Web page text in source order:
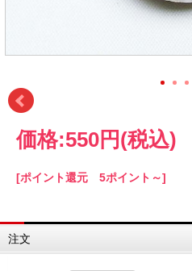
価格:550円 (税込)
[ポイント還元 5ポイント～]
注文